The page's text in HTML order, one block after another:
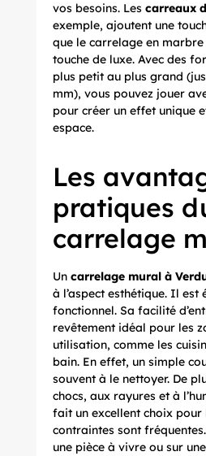
vos besoins. Les carreaux
exemple, ajoutent une
que le carrelage en
touche de luxe. Avec des
plus petit au plus grand
mm), vous pouvez jouer
pour créer un effet unique
espace.
Les
pratiques
carrelage
Un carrelage mural à
à l’aspect esthétique. Il est
fonctionnel. Sa facilité
revêtement idéal pour les
utilisation, comme les
bain. En effet, un simple
souvent à le nettoyer. De
chocs, aux rayures et à
fait un excellent choix pour
contraintes sont
une pièce à vivre ou sur